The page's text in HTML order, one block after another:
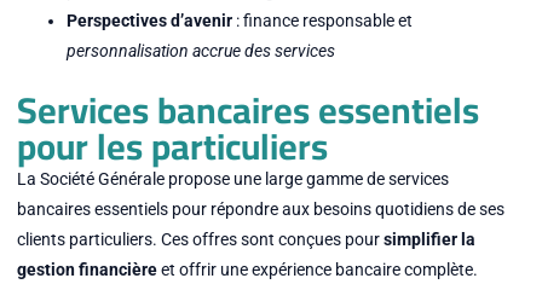
Perspectives d’avenir: finance responsable et
personnalisation accrue des services
Services bancaires essentiels
pour les particuliers
La Société Générale propose une large gamme de services
bancaires essentiels pour répondre aux besoins quotidiens de ses
clients particuliers. Ces offres sont conçues poursimplifier la
gestion financièreet offrir une expérience bancaire complète.